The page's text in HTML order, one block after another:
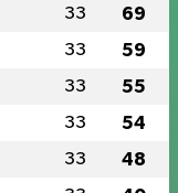
33 69
33 59
33 55
33 54
33 48